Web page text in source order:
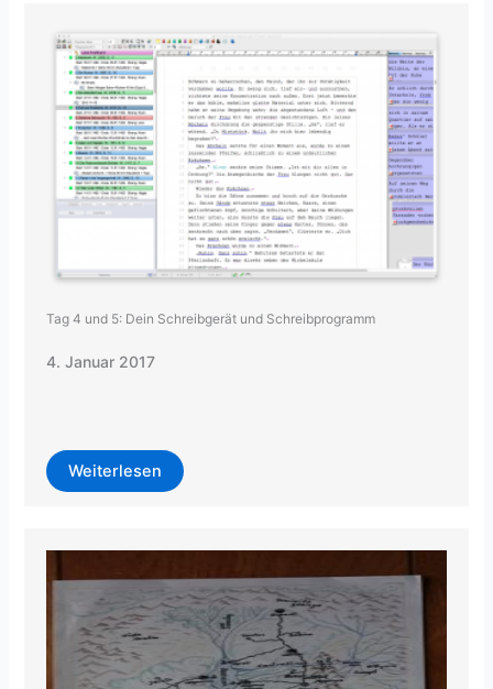
Tag 4 und 5: Dein Schreibgerät und Schreibprogramm
4. Januar 2017
Weiterlesen